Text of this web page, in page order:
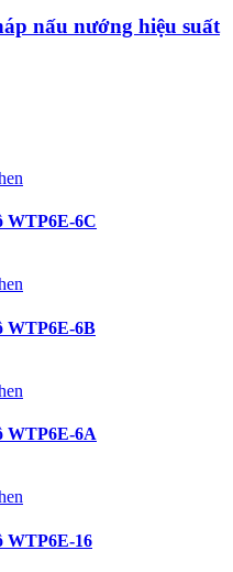
nấu nướng hiệu suất
WTP6E-6C
WTP6E-6B
WTP6E-6A
WTP6E-16